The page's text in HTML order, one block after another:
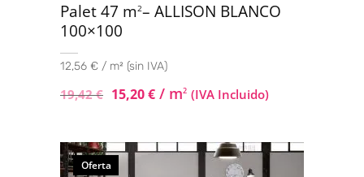
Palet 47 m2– ALLISON BLANCO
100×100
12,56 € / m² (sin IVA)
19,42€ 15,20€ / m2 (IVA Incluido)
Oferta